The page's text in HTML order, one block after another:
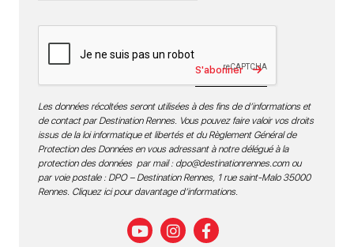
S'abonner
Les données récoltées seront utilisées à des fins de d’informations et
de contact par Destination Rennes. Vous pouvez faire valoir vos droits
issus de la loi informatique et libertés et du Règlement Général de
Protection des Données en vous adressant à notre délégué à la
protection des données par mail : dpo@destinationrennes.comou
par voie postale : DPO – Destination Rennes, 1 rue saint-Malo 35000
Rennes. Cliquez ici pour davantage d’informations.